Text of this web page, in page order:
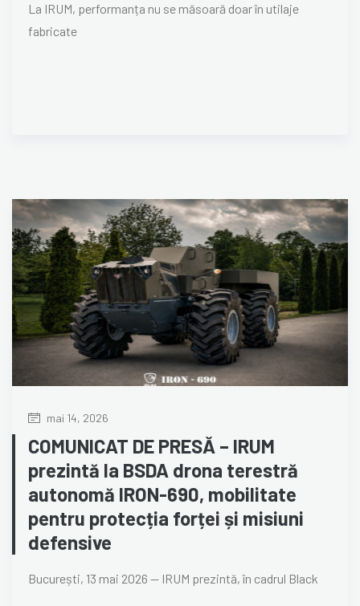
La IRUM, performanța nu se măsoară doar în utilaje
fabricate
mai 14, 2026
COMUNICAT DE PRESĂ – IRUM
prezintă la BSDA drona terestră
autonomă IRON-690, mobilitate
pentru protecția forței și misiuni
defensive
București, 13 mai 2026 — IRUM prezintă, în cadrul Black